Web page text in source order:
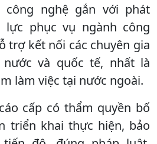
công nghệ gắn với phát
lực phục vụ ngành công
trợ kết nối các chuyên gia
và quốc tế, nhất là
làm việc tại nước ngoài.
cấp có thẩm quyền bố
triển khai thực hiện, bảo